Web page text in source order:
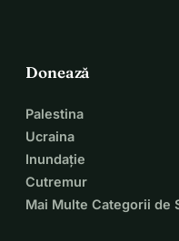
Donează
Palestina
Ucraina
Inundație
Cutremur
Mai Multe Categorii de